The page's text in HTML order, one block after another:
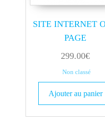
SITE INTERNET
PAGE
299.00€
Non classé
Ajouter au panier